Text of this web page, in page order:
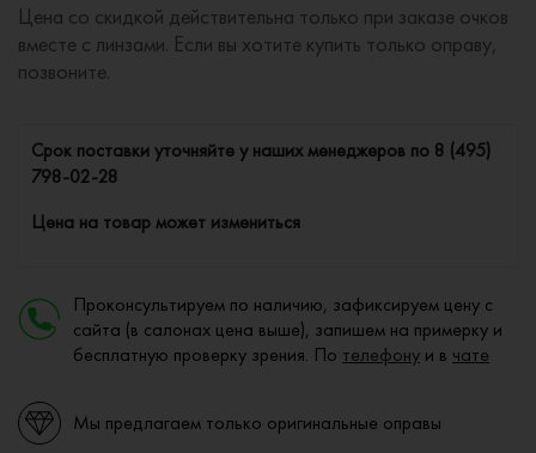
Цена со скидкой действительна только при заказе очков
вместе с линзами. Если вы хотите купить только оправу,
позвоните.
Cрок поставки уточняйте у наших менеджеров по 8 (495)
798-02-28
Цена на товар может измениться
Проконсультируем по наличию, зафиксируем цену с
сайта (в салонах цена выше), запишем на примерку и
бесплатную проверку зрения. По телефону и в чате
Мы предлагаем только оригинальные оправы